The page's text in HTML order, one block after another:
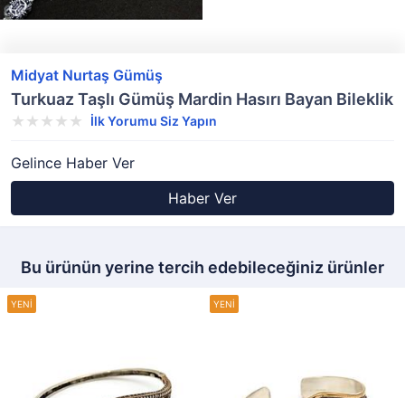
Midyat Nurtaş Gümüş
Turkuaz Taşlı Gümüş Mardin Hasırı Bayan Bileklik
İlk Yorumu Siz Yapın
Gelince Haber Ver
Haber Ver
Bu ürünün yerine tercih edebileceğiniz ürünler